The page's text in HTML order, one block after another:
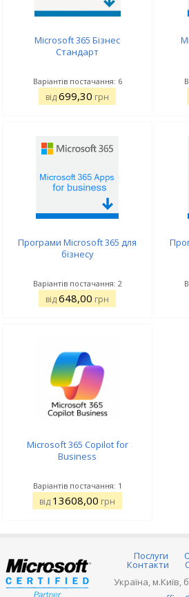
Microsoft 365 Бізнес
Стандарт
Варіантів постачання: 6
від699,30 грн
Програми Microsoft 365 для
бізнесу
Варіантів постачання: 2
від648,00 грн
Microsoft 365 Copilot for
Business
Варіантів постачання: 1
від 13608,00 грн
Послуги
Контакти
Україна, м.Київ,